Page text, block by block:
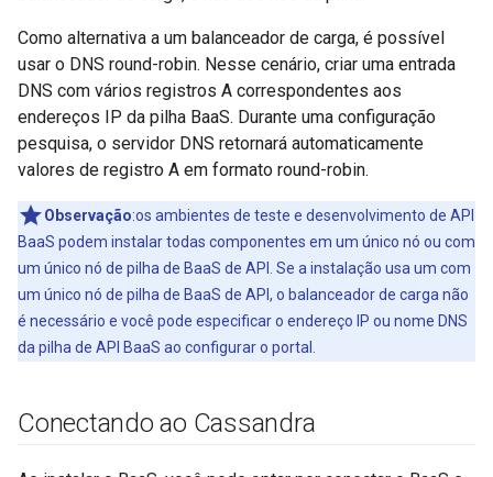
Como alternativa a um balanceador de carga, é possível
usar o DNS round-robin. Nesse cenário, criar uma entrada
DNS com vários registros A correspondentes aos
endereços IP da pilha BaaS. Durante uma configuração
pesquisa, o servidor DNS retornará automaticamente
valores de registro A em formato round-robin.
Observação:os ambientes de teste e desenvolvimento de API
BaaS podem instalar todas componentes em um único nó ou com
um único nó de pilha de BaaS de API. Se a instalação usa um com
um único nó de pilha de BaaS de API, o balanceador de carga não
é necessário e você pode especificar o endereço IP ou nome DNS
da pilha de API BaaS ao configurar o portal.
Conectando ao Cassandra